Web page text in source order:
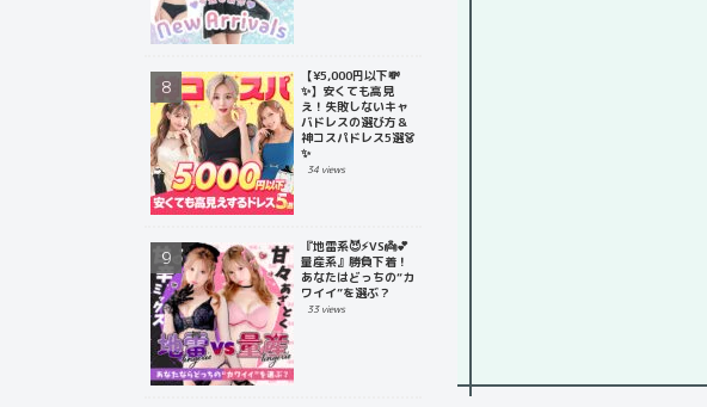
【¥5,000円以下💸
✨】安くても高見
え！失敗しないキャ
バドレスの選び方＆
神コスパドレス5選👗
✨
34 views
『地雷系😈⚡️VS👼💕
量産系』勝負下着！
あなたはどっちの“カ
ワイイ”を選ぶ？
33 views